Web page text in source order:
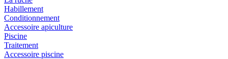
Habillement
Conditionnement
Accessoire apiculture
Piscine
Traitement
Accessoire piscine